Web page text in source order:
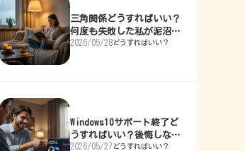
三角関係どうすればいい？
何度も失敗した私が泥沼か
ら抜け出した整理術
2026/05/28どうすればいい？
Windows10サポート終了ど
うすればいい？後悔しない
ための全対策
2026/05/27 どうすればいい？